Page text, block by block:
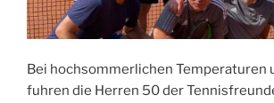
Bei hochsommerlichen Temperaturen
fuhren die Herren 50 der